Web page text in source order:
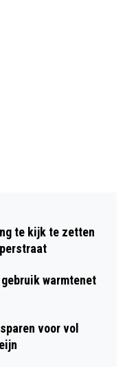
VAN
IN
te kijk te zetten
warmtenet
voor vol